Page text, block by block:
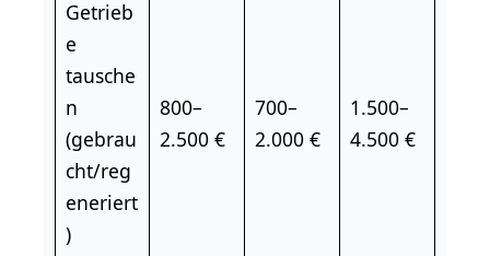
Getrieb
e
tausche
n
(gebrau
cht/reg
eneriert
)
800–
2.500 €
700–
2.000 €
1.500–
4.500 €